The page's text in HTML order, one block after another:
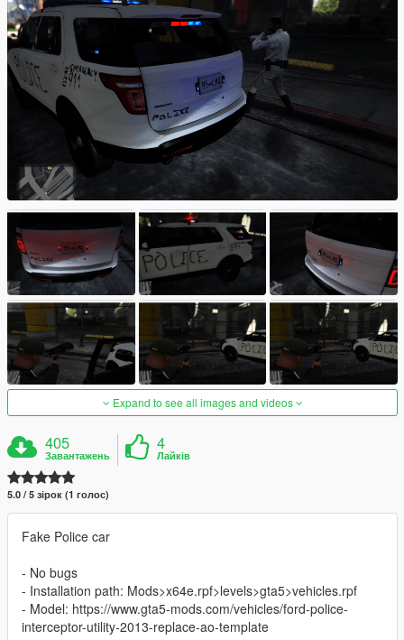
Expand to see all images and videos
405
Завантажень
4
Лайків
5.0 / 5 зірок (1 голос)
Fake Police car
- No bugs
- Installation path: Mods>x64e.rpf>levels>gta5>vehicles.rpf
- Model: https://www.gta5-mods.com/vehicles/ford-police-
interceptor-utility-2013-replace-ao-template